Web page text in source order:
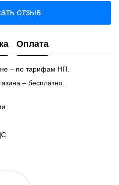
отзыв
Оплата
– по тарифам НП.
– бесплатно.